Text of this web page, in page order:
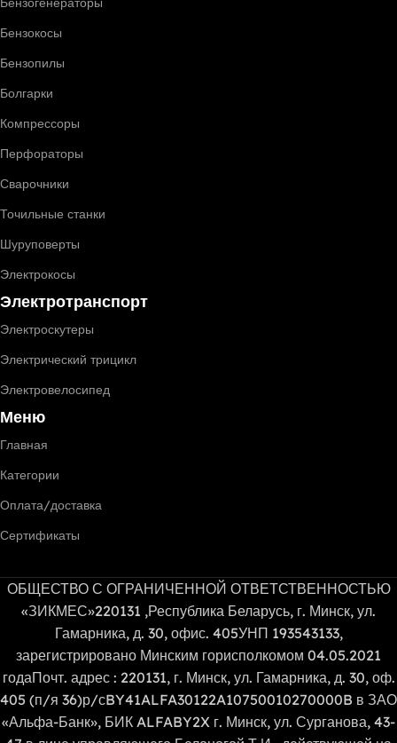
Бензокосы
Бензопилы
Болгарки
Компрессоры
Перфораторы
Сварочники
Точильные станки
Шуруповерты
Электрокосы
Электротранспорт
Электроскутеры
Электрический трицикл
Электровелосипед
Меню
Главная
Категории
Оплата/доставка
Сертификаты
ОБЩЕСТВО С ОГРАНИЧЕННОЙ ОТВЕТСТВЕННОСТЬЮ
«ЗИКМЕС»220131 ,Республика Беларусь, г. Минск, ул.
Гамарника, д. 30, офис. 405УНП 193543133,
зарегистрировано Минским горисполкомом 04.05.2021
годаПочт. адрес : 220131, г. Минск, ул. Гамарника, д. 30, оф.
405 (п/я 36)р/сBY41ALFA30122A10750010270000B в ЗАО
«Альфа-Банк», БИК ALFABY2X г. Минск, ул. Сурганова, 43-